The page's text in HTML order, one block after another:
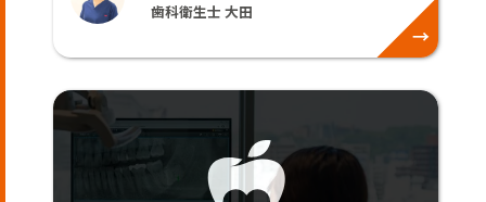
歯科衛生士 大田